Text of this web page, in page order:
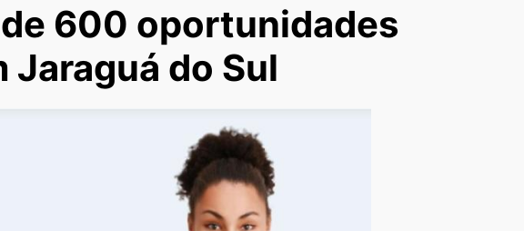
600 oportunidades
Jaraguá do Sul